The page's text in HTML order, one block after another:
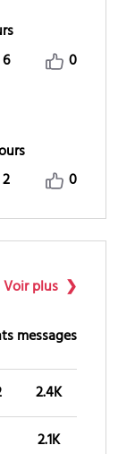
6
0
2
0
Voir plus
messages
2.4K
2.1K